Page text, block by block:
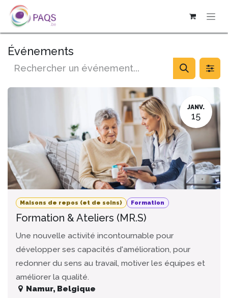
SE RENDRE AU CONTENU
Événements
JANV.
15
Maisons de repos (et de soins) Formation
Formation & Ateliers (MR.S)
Une nouvelle activité incontournable pour
développer ses capacités d'amélioration, pour
redonner du sens au travail, motiver les équipes et
améliorer la qualité.
Namur, Belgique